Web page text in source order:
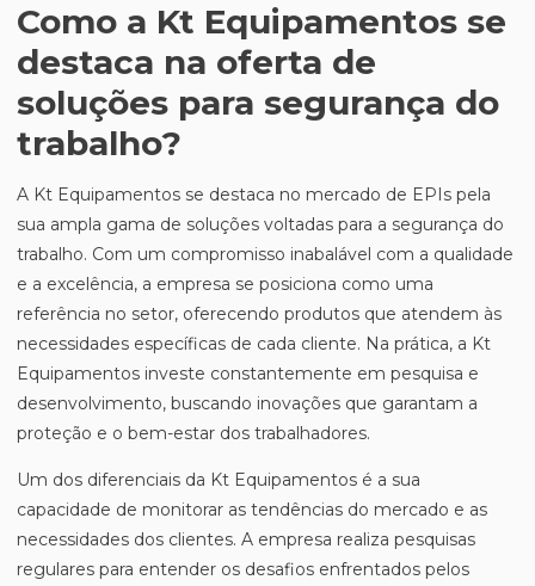
Como a Kt Equipamentos se
destaca na oferta de
soluções para segurança do
trabalho?
A Kt Equipamentos se destaca no mercado de EPIs pela
sua ampla gama de soluções voltadas para a segurança do
trabalho. Com um compromisso inabalável com a qualidade
e a excelência, a empresa se posiciona como uma
referência no setor, oferecendo produtos que atendem às
necessidades específicas de cada cliente. Na prática, a Kt
Equipamentos investe constantemente em pesquisa e
desenvolvimento, buscando inovações que garantam a
proteção e o bem-estar dos trabalhadores.
Um dos diferenciais da Kt Equipamentos é a sua
capacidade de monitorar as tendências do mercado e as
necessidades dos clientes. A empresa realiza pesquisas
regulares para entender os desafios enfrentados pelos